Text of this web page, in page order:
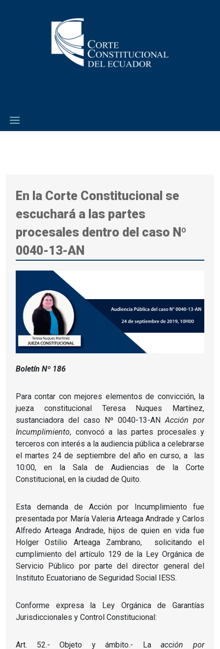
En la Corte Constitucional se
escuchará a las partes
procesales dentro del caso Nº
0040-13-AN
Boletín Nº 186
Para contar con mejores elementos de convicción, la
jueza constitucional Teresa Nuques Martínez,
sustanciadora del caso Nº 0040-13-AN Acción por
Incumplimiento, convocó a las partes procesales y
terceros con interés a la audiencia pública a celebrarse
el martes 24 de septiembre del año en curso, a las
10:00, en la Sala de Audiencias de la Corte
Constitucional, en la ciudad de Quito.
Esta demanda de Acción por Incumplimiento fue
presentada por María Valeria Arteaga Andrade y Carlos
Alfredo Arteaga Andrade, hijos de quien en vida fue
Holger Ostilio Arteaga Zambrano, solicitando el
cumplimiento del artículo 129 de la Ley Orgánica de
Servicio Público por parte del director general del
Instituto Ecuatoriano de Seguridad Social IESS.
Conforme expresa la Ley Orgánica de Garantías
Jurisdiccionales y Control Constitucional:
Art. 52.- Objeto y ámbito.- Laacción por